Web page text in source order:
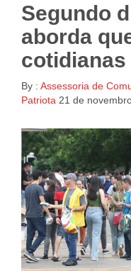
Segundo
aborda
cotidianas
By : Assessoria de
Patriota 21 de